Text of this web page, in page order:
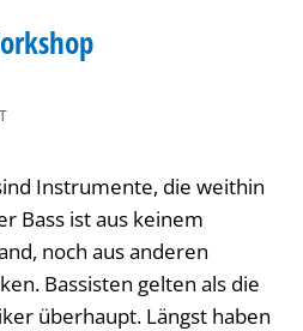
Instrumente, die weithin
Bass ist aus keinem
noch aus anderen
Bassisten gelten als die
überhaupt. Längst haben